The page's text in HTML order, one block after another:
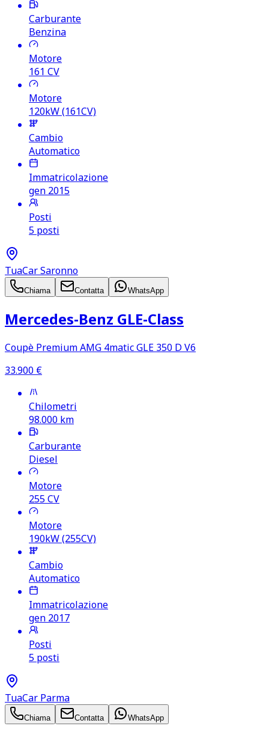
Carburante
Benzina
Motore
161 CV
Motore
120kW (161CV)
Cambio
Automatico
Immatricolazione
gen 2015
Posti
5 posti
TuaCar Saronno
Chiama Contatta WhatsApp
Mercedes‑Benz GLE‑Class
Coupè Premium AMG 4matic GLE 350 D V6
33.900 €
Chilometri
98.000 km
Carburante
Diesel
Motore
255CV
Motore
190kW (255CV)
Cambio
Automatico
Immatricolazione
gen 2017
Posti
5 posti
TuaCar Parma
Chiama Contatta WhatsApp